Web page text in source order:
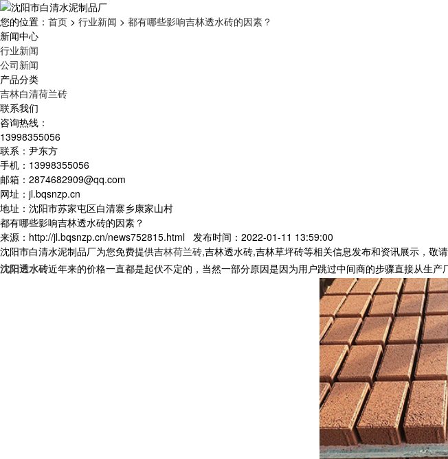
您的位置： 首页 > 行业新闻 > 都有哪些影响吉林透水砖的因素？
新闻中心
行业新闻
公司新闻
产品分类
吉林白清荷兰砖
联系我们
咨询热线：
13998355056
联系：尹东方
手机：13998355056
邮箱：2874682909@qq.com
网址：jl.bqsnzp.cn
地址：沈阳市苏家屯区白清寨乡康家山村
都有哪些影响吉林透水砖的因素？
来源：http://jl.bqsnzp.cn/news752815.html 发布时间：2022-01-11 13:59:00
沈阳市白清水泥制品厂为您免费提供吉林荷兰砖,吉林透水砖,吉林草坪砖等相关信息发布和资讯展示，敬请
沈阳透水砖近年来的价格一直都是起伏不定的，当然一部分原因是因为用户跳过中间商的步骤直接从生